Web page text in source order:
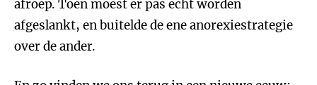
afroep. Toen moest er pas echt worden
afgeslankt, en buitelde de ene anorexiestrategie
over de ander.